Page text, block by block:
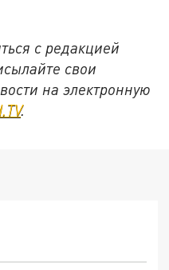
с редакцией
свои
на электронную
.